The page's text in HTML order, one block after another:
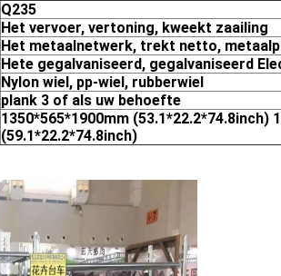
Q235
Het vervoer, vertoning, kweekt zaailing
Het metaalnetwerk, trekt netto,
Hete gegalvaniseerd, gegalvaniseerd
Nylon wiel, pp-wiel, rubberwiel
plank 3 of als uw behoefte
1350*565*1900mm (53.1*22.2*74.8inch)
(59.1*22.2*74.8inch)